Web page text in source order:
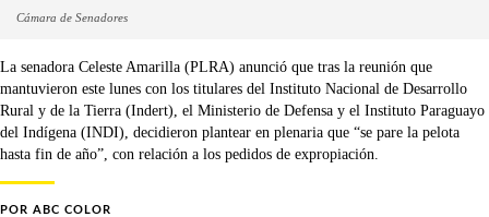
Cámara de Senadores
La senadora Celeste Amarilla (PLRA) anunció que tras la reunión que
mantuvieron este lunes con los titulares del Instituto Nacional de Desarrollo
Rural y de la Tierra (Indert), el Ministerio de Defensa y el Instituto Paraguayo
del Indígena (INDI), decidieron plantear en plenaria que “se pare la pelota
hasta fin de año”, con relación a los pedidos de expropiación.
POR ABC COLOR